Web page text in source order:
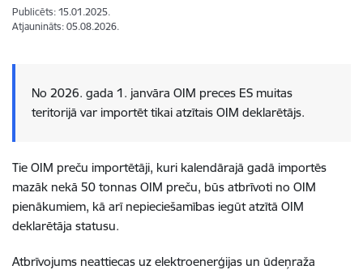
Publicēts: 15.01.2025.
Atjaunināts: 05.08.2026.
No 2026. gada 1. janvāra OIM preces ES muitas
teritorijā var importēt tikai atzītais OIM deklarētājs.
Tie OIM preču importētāji, kuri kalendārajā gadā importēs
mazāk nekā 50 tonnas OIM preču, būs atbrīvoti no OIM
pienākumiem, kā arī nepieciešamības iegūt atzītā OIM
deklarētāja statusu.
Atbrīvojums neattiecas uz elektroenerģijas un ūdeņraža